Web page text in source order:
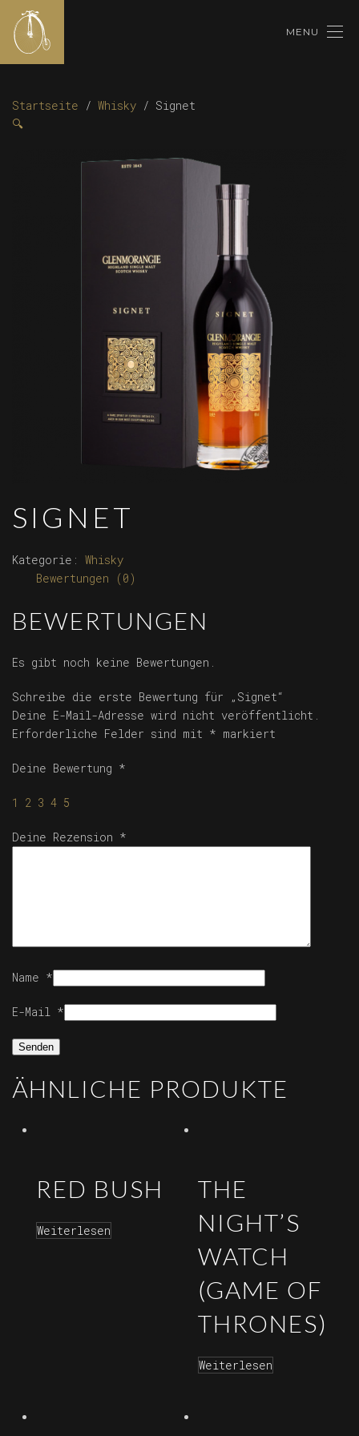
MENU
Startseite / Whisky / Signet
🔍
SIGNET
Kategorie: Whisky
Bewertungen (0)
BEWERTUNGEN
Es gibt noch keine Bewertungen.
Schreibe die erste Bewertung für „Signet“
Deine E-Mail-Adresse wird nicht veröffentlicht.
Erforderliche Felder sind mit * markiert
Deine Bewertung *
1 2 3 4 5
Deine Rezension *
Name *
E-Mail *
ÄHNLICHE PRODUKTE
RED BUSH
Weiterlesen
THE
NIGHT’S
WATCH
(GAME OF
THRONES)
Weiterlesen